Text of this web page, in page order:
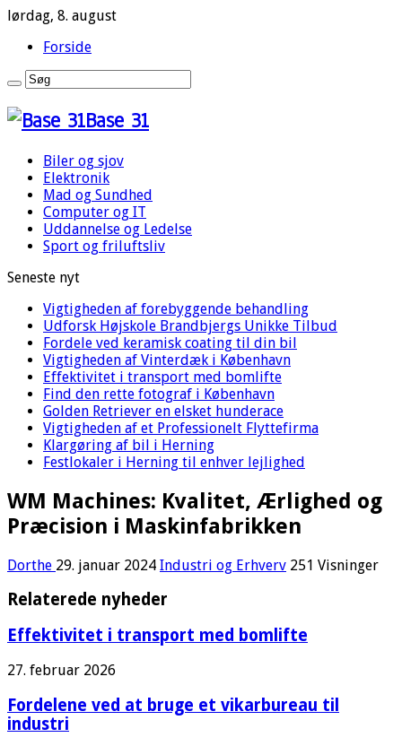
lørdag, 8. august
Forside
Base 31
Biler og sjov
Elektronik
Mad og Sundhed
Computer og IT
Uddannelse og Ledelse
Sport og friluftsliv
Seneste nyt
Vigtigheden af forebyggende behandling
Udforsk Højskole Brandbjergs Unikke Tilbud
Fordele ved keramisk coating til din bil
Vigtigheden af Vinterdæk i København
Effektivitet i transport med bomlifte
Find den rette fotograf i København
Golden Retriever en elsket hunderace
Vigtigheden af et Professionelt Flyttefirma
Klargøring af bil i Herning
Festlokaler i Herning til enhver lejlighed
WM Machines: Kvalitet, Ærlighed og
Præcision i Maskinfabrikken
Dorthe 29. januar 2024 Industri og Erhverv 251 Visninger
Relaterede nyheder
Effektivitet i transport med bomlifte
27. februar 2026
Fordelene ved at bruge et vikarbureau til
industri